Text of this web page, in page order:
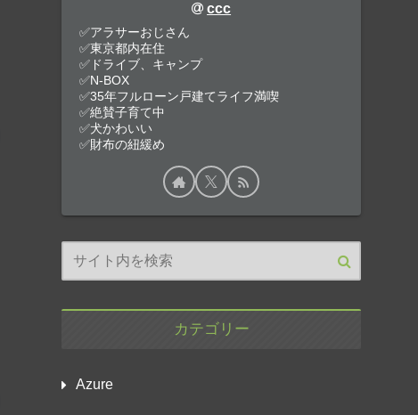
ccc
✅アラサーおじさん
✅東京都内在住
✅ドライブ、キャンプ
✅N-BOX
✅35年フルローン戸建てライフ満喫
✅絶賛子育て中
✅犬かわいい
✅財布の紐緩め
カテゴリー
Azure